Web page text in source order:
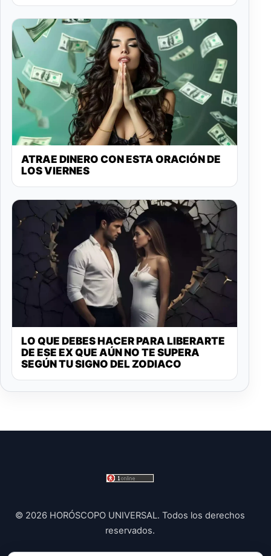
ATRAE DINERO CON ESTA ORACIÓN DE
LOS VIERNES
LO QUE DEBES HACER PARA LIBERARTE
DE ESE EX QUE AÚN NO TE SUPERA
SEGÚN TU SIGNO DEL ZODIACO
© 2026 HORÓSCOPO UNIVERSAL. Todos los derechos
reservados.